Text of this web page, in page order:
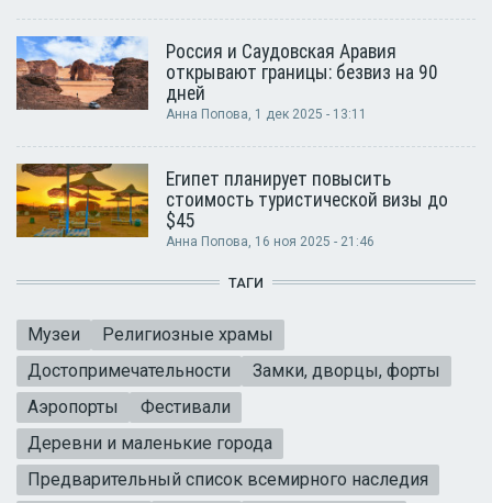
Россия и Саудовская Аравия
открывают границы: безвиз на 90
дней
Анна Попова, 1 дек 2025 - 13:11
Египет планирует повысить
стоимость туристической визы до
$45
Анна Попова, 16 ноя 2025 - 21:46
ТАГИ
Музеи
Религиозные храмы
Достопримечательности
Замки, дворцы, форты
Аэропорты
Фестивали
Деревни и маленькие города
Предварительный список всемирного наследия